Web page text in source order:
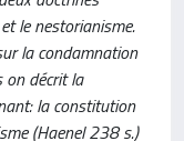
le nestorianisme.
la condamnation
on décrit la
la constitution
(Haenel 238 s.)